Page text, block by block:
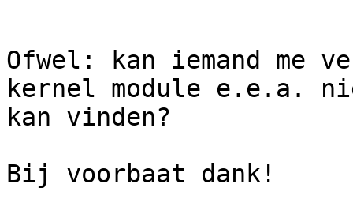
Ofwel: kan iemand me
kernel module e.e.a.
kan vinden?
Bij voorbaat dank!